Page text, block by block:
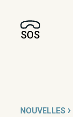
SOS
NOUVELLES ›